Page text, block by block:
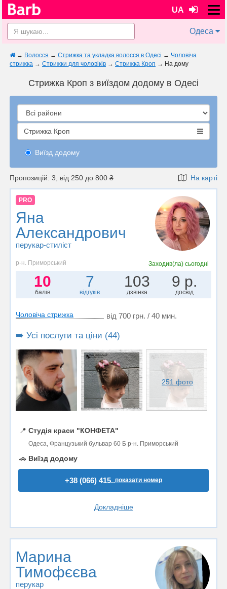
UA
Одеса
→ Волосся → Стрижка та укладка волосся в Одесі → Чоловіча
стрижка → Стрижки для чоловіків → Стрижка Кроп → На дому
Стрижка Кроп з виїздом додому в Одесі
Стрижка Кроп
Виїзд додому
Пропозицій: 3, від 250 до 800 ₴ На карті
PRO
Яна
Александрович
перукар-стиліст
р-н. Приморський Заходив(ла)сьогодні
10
балів
7
відгуків
103
дзвінка
9 р.
досвід
Чоловіча стрижка від 700 грн. / 40 мин.
➡️ Усі послуги та ціни (44)
251 фото
📍 Студія краси "КОНФЕТА"
Одеса, Французький бульвар 60 Б р-н. Приморський
🚗 Виїзд додому
+38 (066) 415..показати номер
Докладніше
Марина
Тимофєєва
перукар